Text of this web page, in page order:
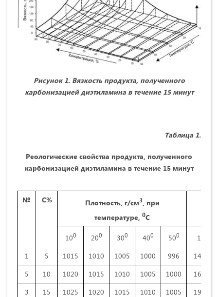
Рисунок 1. Вязкость продукта, полученного
карбонизацией диэтиламина в течение 15 минут
Тaблицa 1.
Реологические свойства продукта, полученного
карбонизацией диэтиламина в течение 15 минут
№ С% Плотность, г/см3, при
темперaтуре, 0С
100 200 300 400 500 10
1 5 1015 1010 1005 1000 996
14.54
5
10 1020 1015 1010 1005 1000
16.46
3
15 1025 1020 1015 1010 1005
19.71